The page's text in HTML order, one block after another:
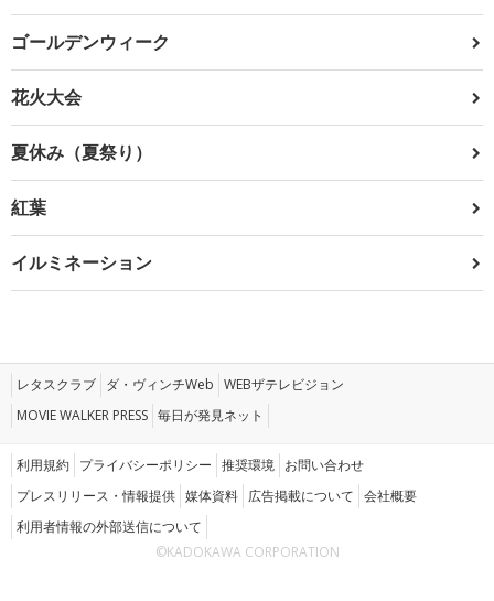
ゴールデンウィーク
花火大会
夏休み（夏祭り）
紅葉
イルミネーション
レタスクラブ ダ・ヴィンチWeb WEBザテレビジョン
MOVIE WALKER PRESS 毎日が発見ネット
利用規約 プライバシーポリシー 推奨環境 お問い合わせ
プレスリリース・情報提供 媒体資料 広告掲載について 会社概要
利用者情報の外部送信について
©KADOKAWA CORPORATION